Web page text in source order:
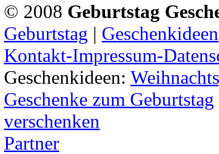
© 2008 Geburtstag
Geburtstag | Geschenkideen
Kontakt-Impressum-
Geschenkideen:
Geschenke zum Geburtstag
verschenken
Partner